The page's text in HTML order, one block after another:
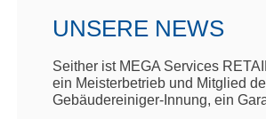
UNSERE NEWS
Seither ist MEGA Services
ein Meisterbetrieb und Mitglied
Gebäudereiniger-Innung, ein